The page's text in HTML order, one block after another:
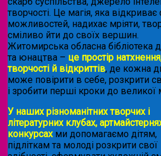
творчості. Це магія, яка відкриває
можливостей, надихає мріяти,
сміливо йти до своїх вершин.
Житомирська обласна бібліотека
та юнацтва – це простір
творчості й відкриттів, де кожна
може повірити в себе, розкрити
і зробити перші кроки до великої
У наших різноманітних творчих і
літературних клубах,
конкурсахми допомагаємо дітям,
підліткам та молоді розкрити свої